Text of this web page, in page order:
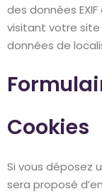
des données
visitant votre
données de
Cookies
Si vous déposez
sera proposé